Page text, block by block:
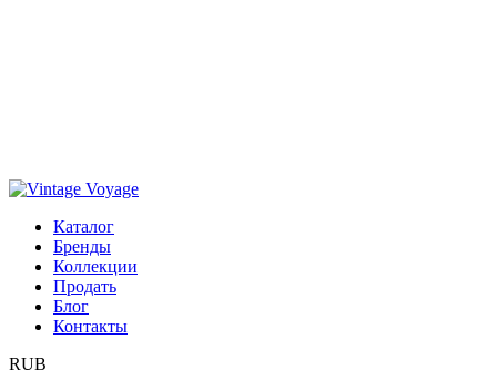
Каталог
Бренды
Коллекции
Продать
Блог
Контакты
RUB